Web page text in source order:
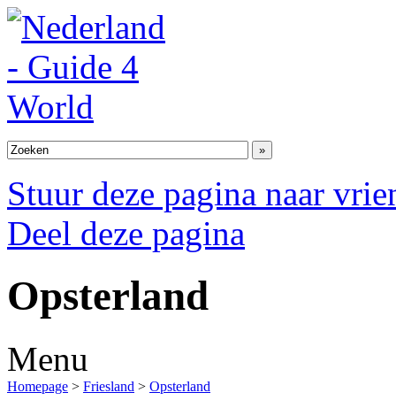
Stuur deze pagina naar
Deel deze pagina
Opsterland
Menu
Homepage > Friesland > Opsterland